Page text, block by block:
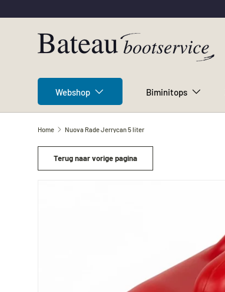
Ga naar inhoud
Webshop Biminitops
Home Nuova Rade Jerrycan 5 liter
Terug naar vorige pagina